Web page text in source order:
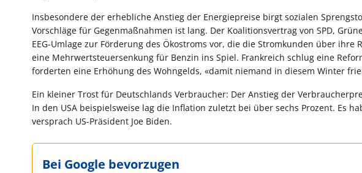
Insbesondere der erhebliche Anstieg der Energiepreise birgt sozialen
Vorschläge für Gegenmaßnahmen ist lang. Der Koalitionsvertrag von SPD,
EEG-Umlage zur Förderung des Ökostroms vor, die die Stromkunden über ihre
eine Mehrwertsteuersenkung für Benzin ins Spiel. Frankreich schlug eine
forderten eine Erhöhung des Wohngelds, «damit niemand in diesem Winter
Ein kleiner Trost für Deutschlands Verbraucher: Der Anstieg der
In den USA beispielsweise lag die Inflation zuletzt bei über sechs Prozent. Es
versprach US-Präsident Joe Biden.
Bei Google bevorzugen